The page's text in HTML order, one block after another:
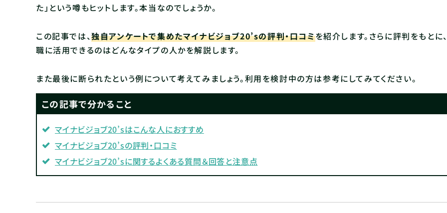
た」という噂もヒットします。本当なのでしょうか。
この記事では、独自アンケートで集めたマイナビジョブ20’sの評判・口コミを紹介します。さらに評判をもとに
職に活用できるのはどんなタイプの人かを解説します。
また最後に断られたという例について考えてみましょう。利用を検討中の方は参考にしてみてください。
この記事で分かること
マイナビジョブ20’sはこんな人におすすめ
マイナビジョブ20’sの評判・口コミ
マイナビジョブ20’sに関するよくある質問＆回答と注意点